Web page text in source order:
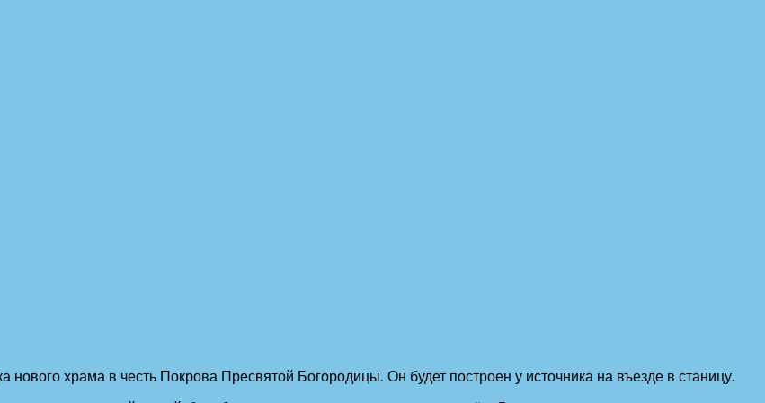
нового храма в честь Покрова Пресвятой Богородицы. Он будет построен у источника на въезде в станицу.